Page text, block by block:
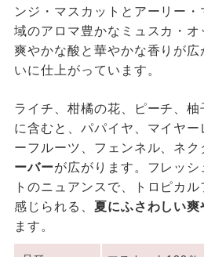
ンジ・マスカットとアーリー
域のアロマ豊かなミュスカ・オ
爽やかな酸と華やかな香りが
いに仕上がっています。
ライチ、柑橘の花、ピーチ、柚
に含むと、パパイヤ、マイヤ
ーフルーツ、フェンネル、ネク
ーバーが広がります。フレッ
トのニュアンスで、トロピカ
感じられる、 夏にふさわしい爽
ます。